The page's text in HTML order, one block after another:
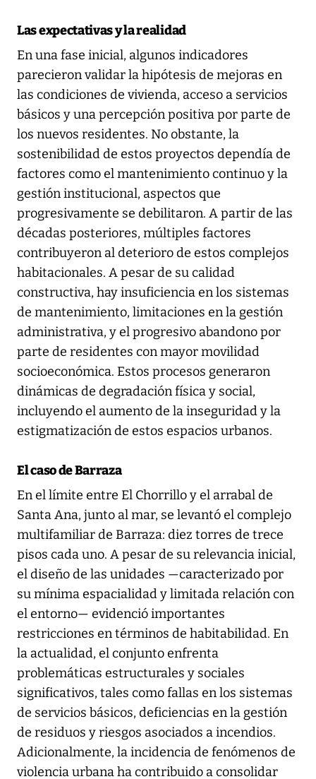
Las expectativas y la realidad
En una fase inicial, algunos indicadores
parecieron validar la hipótesis de mejoras en
las condiciones de vivienda, acceso a servicios
básicos y una percepción positiva por parte de
los nuevos residentes. No obstante, la
sostenibilidad de estos proyectos dependía de
factores como el mantenimiento continuo y la
gestión institucional, aspectos que
progresivamente se debilitaron. A partir de las
décadas posteriores, múltiples factores
contribuyeron al deterioro de estos complejos
habitacionales. A pesar de su calidad
constructiva, hay insuficiencia en los sistemas
de mantenimiento, limitaciones en la gestión
administrativa, y el progresivo abandono por
parte de residentes con mayor movilidad
socioeconómica. Estos procesos generaron
dinámicas de degradación física y social,
incluyendo el aumento de la inseguridad y la
estigmatización de estos espacios urbanos.
El caso de Barraza
En el límite entre El Chorrillo y el arrabal de
Santa Ana, junto al mar, se levantó el complejo
multifamiliar de Barraza: diez torres de trece
pisos cada uno. A pesar de su relevancia inicial,
el diseño de las unidades —caracterizado por
su mínima espacialidad y limitada relación con
el entorno— evidenció importantes
restricciones en términos de habitabilidad. En
la actualidad, el conjunto enfrenta
problemáticas estructurales y sociales
significativos, tales como fallas en los sistemas
de servicios básicos, deficiencias en la gestión
de residuos y riesgos asociados a incendios.
Adicionalmente, la incidencia de fenómenos de
violencia urbana ha contribuido a consolidar